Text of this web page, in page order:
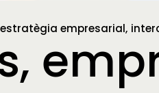
estratègia empresarial